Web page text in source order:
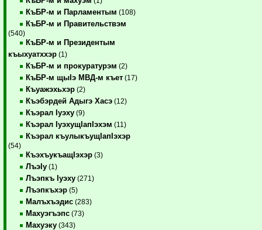
КъБР-м и Парламентым (108)
КъБР-м и Правительствэм
(540)
КъБР-м и Президентым
къыхуатххэр (1)
КъБР-м и прокуратурэм (2)
КъБР-м щыIэ МВД-м къет (17)
Къуажэхьхэр (2)
Къэбэрдей Адыгэ Хасэ (12)
Къэрал Iуэху (9)
Къэрал IуэхущIапIэхэм (11)
Къэрал къулыкъущIапIэхэр
(54)
КъэхъукъащIэхэр (3)
ЛъэIу (1)
Лъэпкъ Iуэху (271)
Лъэпкъхэр (5)
Малъхъэдис (283)
Махуэгъэпс (73)
Махуэку (343)